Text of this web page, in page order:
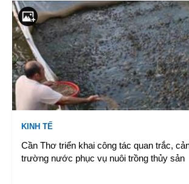
KINH TẾ
Cần Thơ triển khai công tác quan trắc,
trường nước phục vụ nuôi trồng thủy sản